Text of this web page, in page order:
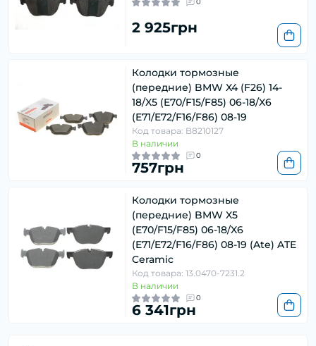
0
2 925грн
Колодки тормозные
(передние) BMW X4 (F26) 14-
18/X5 (E70/F15/F85) 06-18/X6
(E71/E72/F16/F86) 08-19
Код товара: B8210127
В наличии
0
757грн
Колодки тормозные
(передние) BMW X5
(E70/F15/F85) 06-18/X6
(E71/E72/F16/F86) 08-19 (Ate) ATE
Ceramic
Код товара: 13.0470-7231.2
В наличии
0
6 341грн